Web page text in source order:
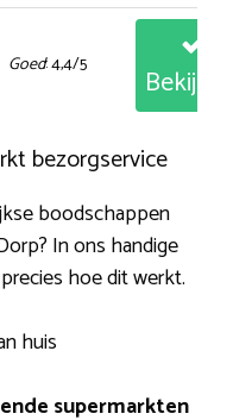
Goed: 4,4/5
bezorgservice
boodschappen
In ons handige
hoe dit werkt.
huis
supermarkten